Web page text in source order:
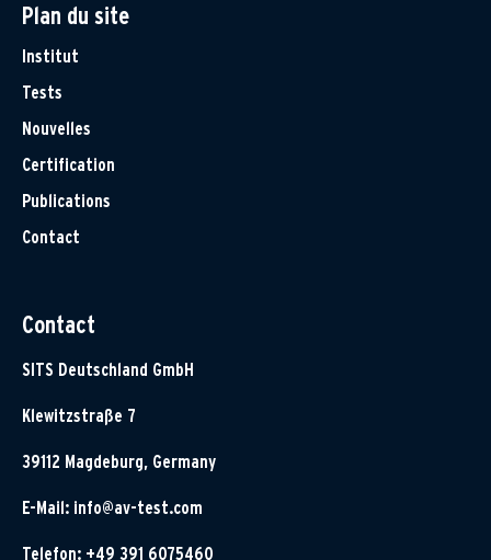
Plan du site
Institut
Tests
Nouvelles
Certification
Publications
Contact
Contact
SITS Deutschland GmbH
Klewitzstraße 7
39112 Magdeburg, Germany
E-Mail: info@av-test.com
Telefon: +49 391 6075460